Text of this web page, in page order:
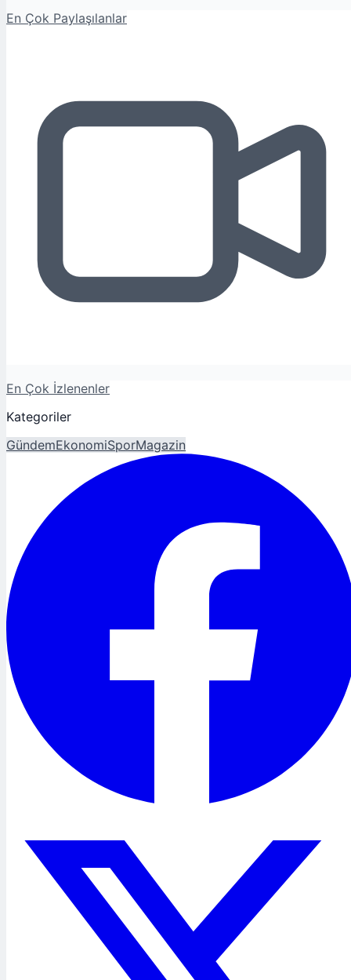
En Çok Paylaşılanlar
En Çok İzlenenler
Kategoriler
GündemEkonomiSporMagazin